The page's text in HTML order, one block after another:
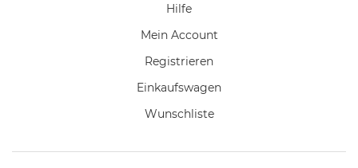
Hilfe
Mein Account
Registrieren
Einkaufswagen
Wunschliste